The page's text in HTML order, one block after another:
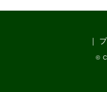
｜
©